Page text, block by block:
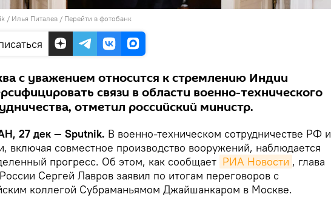
/ Илья Питалев / Перейти в фотобанк
с уважением относится к стремлению Индии
связи в области военно-технического
отметил российский министр.
27 дек — Sputnik. В военно-техническом сотрудничестве РФ и
включая совместное производство вооружений, наблюдается
прогресс. Об этом, как сообщает РИА Новости , глава
Сергей Лавров заявил по итогам переговоров с
коллегой Субраманьямом Джайшанкаром в Москве.